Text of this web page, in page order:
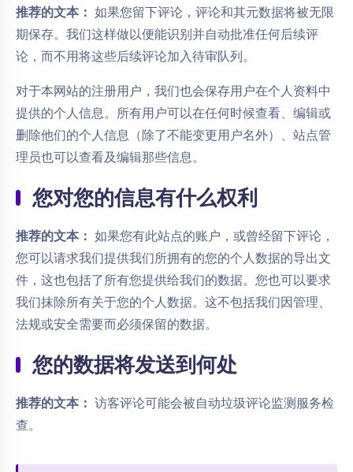
推荐的文本： 如果您留下评论，评论和其元数据将被无限
期保存。我们这样做以便能识别并自动批准任何后续评
论，而不用将这些后续评论加入待审队列。
对于本网站的注册用户，我们也会保存用户在个人资料中
提供的个人信息。所有用户可以在任何时候查看、编辑或
删除他们的个人信息（除了不能变更用户名外）、站点管
理员也可以查看及编辑那些信息。
您对您的信息有什么权利
推荐的文本： 如果您有此站点的账户，或曾经留下评论，
您可以请求我们提供我们所拥有的您的个人数据的导出文
件，这也包括了所有您提供给我们的数据。您也可以要求
我们抹除所有关于您的个人数据。这不包括我们因管理、
法规或安全需要而必须保留的数据。
您的数据将发送到何处
推荐的文本： 访客评论可能会被自动垃圾评论监测服务检
查。